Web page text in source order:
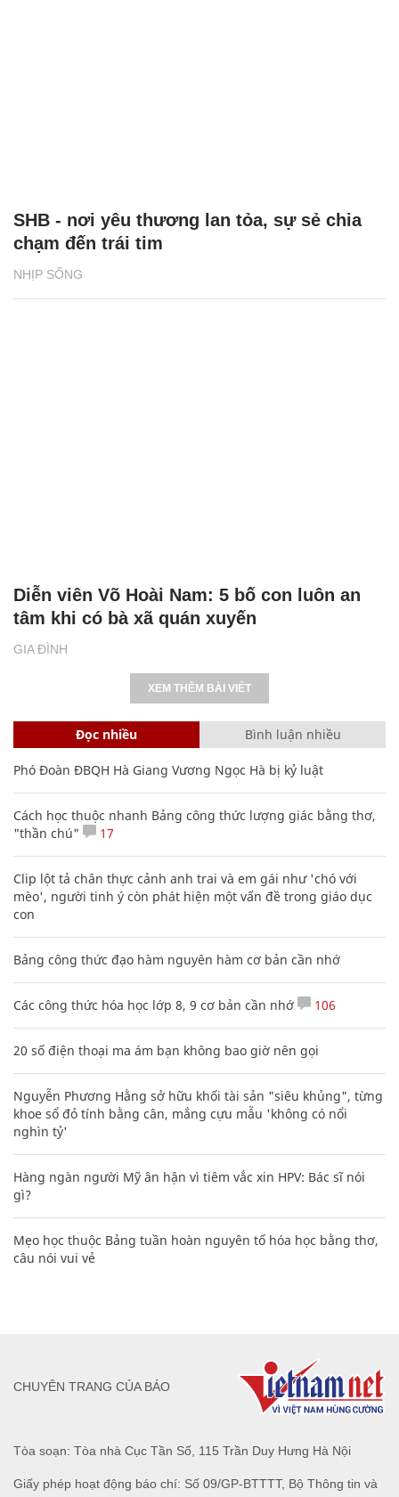
NHỊP SỐNG
SHB - nơi yêu thương lan tỏa, sự sẻ chia
chạm đến trái tim
GIA ĐÌNH
Diễn viên Võ Hoài Nam: 5 bố con luôn an
tâm khi có bà xã quán xuyến
XEM THÊM BÀI VIẾT
Đọc nhiều Bình luận nhiều
Phó Đoàn ĐBQH Hà Giang Vương Ngọc Hà bị kỷ luật
Cách học thuộc nhanh Bảng công thức lượng giác bằng thơ,
"thần chú"
17
Clip lột tả chân thực cảnh anh trai và em gái như 'chó với
mèo', người tinh ý còn phát hiện một vấn đề trong giáo dục
con
Bảng công thức đạo hàm nguyên hàm cơ bản cần nhớ
Các công thức hóa học lớp 8, 9 cơ bản cần nhớ 106
20 số điện thoại ma ám bạn không bao giờ nên gọi
Nguyễn Phương Hằng sở hữu khối tài sản "siêu khủng", từng
khoe sổ đỏ tính bằng cân, mắng cựu mẫu 'không có nổi
nghìn tỷ'
Hàng ngàn người Mỹ ân hận vì tiêm vắc xin HPV: Bác sĩ nói
gì?
Mẹo học thuộc Bảng tuần hoàn nguyên tố hóa học bằng thơ,
câu nói vui vẻ
Tòa soạn: Tòa nhà Cục Tần Số, 115 Trần Duy Hưng Hà Nội
Giấy phép hoạt động báo chí: Số 09/GP-BTTTT, Bộ Thông tin và
CHUYÊN TRANG CỦA BÁO